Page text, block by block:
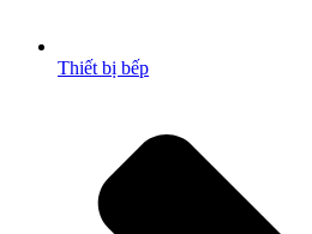
Thiết bị bếp